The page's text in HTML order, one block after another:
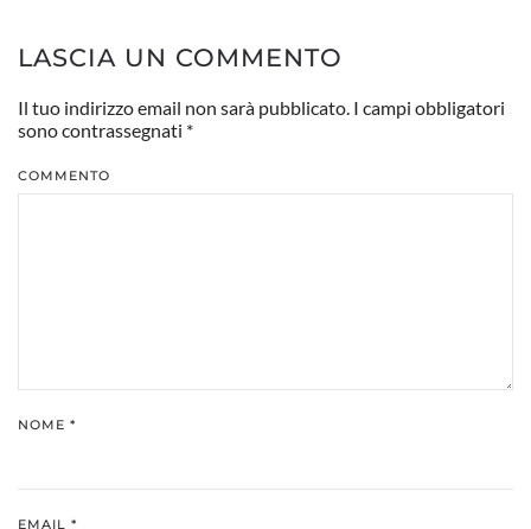
LASCIA UN COMMENTO
Il tuo indirizzo email non sarà pubblicato. I campi obbligatori
sono contrassegnati *
COMMENTO
NOME *
EMAIL *